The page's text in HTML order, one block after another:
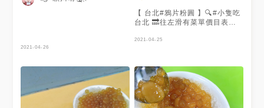
2021-04-26
【 台北#鴉片粉圓 】🔍#小隻吃
台北 🔜往左滑有菜單價目表
很天然，檸檬也很夠味～ 檸檬
口，飯後甜點必備啊！ - 📍 鴉
片粉圓 🗺 台北市中正區羅斯福
路四段52巷16弄4號 ⏰
AM12:00-PM23:30 📞 02
2021-04-25